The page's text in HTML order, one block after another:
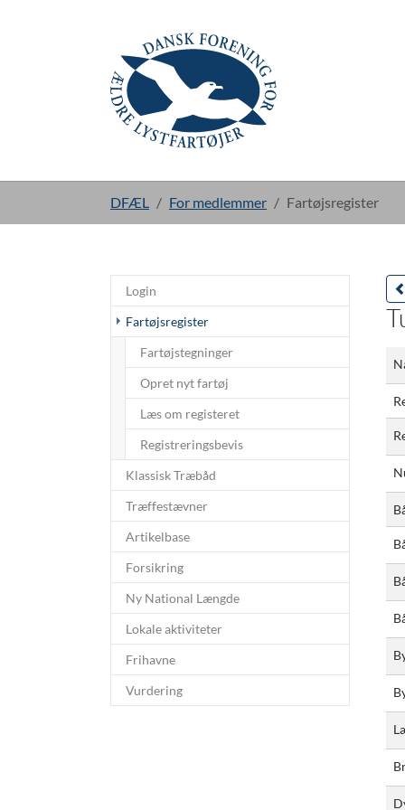
DFÆL For medlemmer Fartøjsregister
Login
Fartøjsregister(current)
Fartøjstegninger
Opret nyt fartøj
Læs om registeret
Registreringsbevis
Klassisk Træbåd
Træffestævner
Artikelbase
Forsikring
Ny National Længde
Lokale aktiviteter
Frihavne
Vurdering